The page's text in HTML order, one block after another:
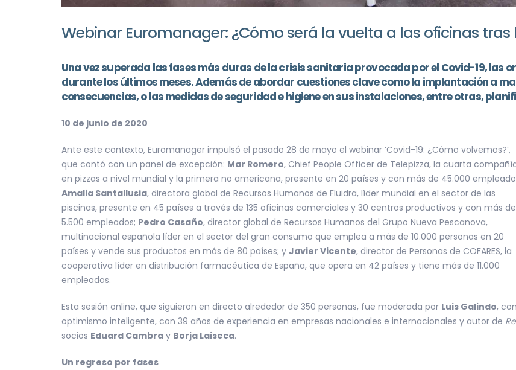
Webinar Euromanager: ¿Cómo será la vuelta a las oficinas
Una vez superada las fases más duras de la crisis sanitaria provocada por el Covid-19, las
durante los últimos meses. Además de abordar cuestiones clave como la implantación a
consecuencias, o las medidas de seguridad e higiene en sus instalaciones, entre otras,
10 de junio de 2020
Ante este contexto, Euromanager impulsó el pasado 28 de mayo el webinar ‘Covid-19: ¿Cómo volvemos?’,
que contó con un panel de excepción: Mar Romero, Chief People Officer de Telepizza, la cuarta
en pizzas a nivel mundial y la primera no americana, presente en 20 países y con más de 45.000
Amalia Santallusia, directora global de Recursos Humanos de Fluidra, líder mundial en el sector de las
piscinas, presente en 45 países a través de 135 oficinas comerciales y 30 centros productivos y con más de
5.500 empleados; Pedro Casaño, director global de Recursos Humanos del Grupo Nueva Pescanova,
multinacional española líder en el sector del gran consumo que emplea a más de 10.000 personas en 20
países y vende sus productos en más de 80 países; y Javier Vicente, director de Personas de COFARES, la
cooperativa líder en distribución farmacéutica de España, que opera en 42 países y tiene más de 11.000
empleados.
Esta sesión online, que siguieron en directo alrededor de 350 personas, fue moderada por Luis Galindo,
optimismo inteligente, con 39 años de experiencia en empresas nacionales e internacionales y autor de
socios Eduard Cambra y Borja Laiseca.
Un regreso por fases